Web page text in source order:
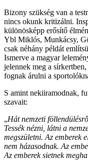
Bizony szükség van a
nincs okunk kritizálni.
különösképp erősítő
Ybl Miklós, Munkácsy,
csak néhány példát
Ismerve a magyar
jelennek meg a
fognak árulni a
S amint nekiiramodnak,
szavait:
„Hát nemzeti
Tessék nézni, látni a
megszületni. Az emberek
nem házasodnak. Az
Az emberek sietnek